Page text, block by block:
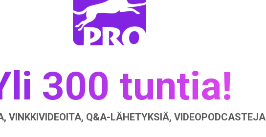
300 tuntia!
VINKKIVIDEOITA, Q&A-LÄHETYKSIÄ, VIDEOPODCASTEJA